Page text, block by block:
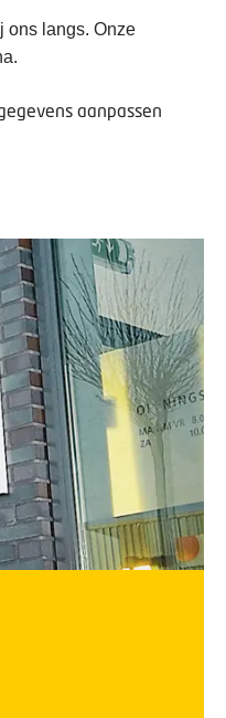
ons langs. Onze
aanpassen